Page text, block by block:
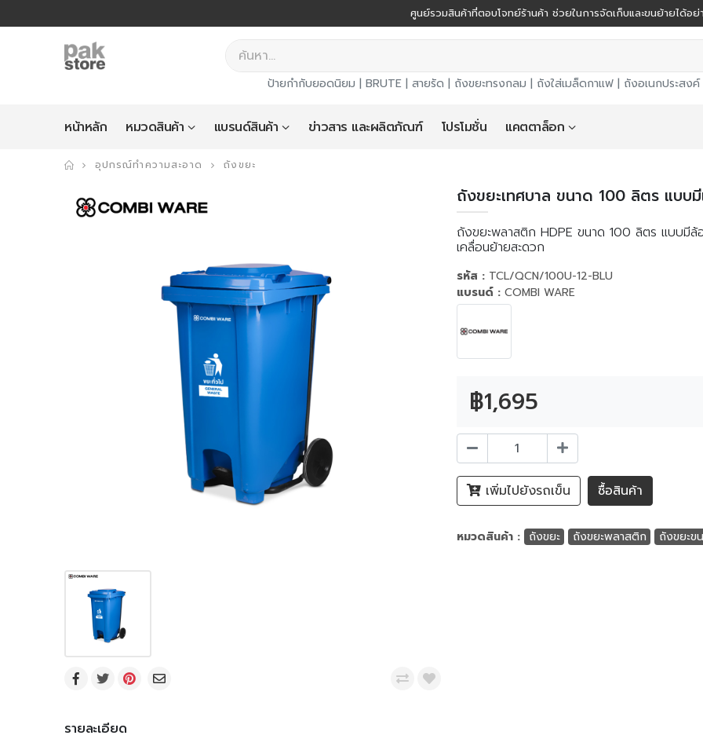
ศูนย์รวมสินค้าที่ตอบโจทย์ร้านค้า ช่วยในการจัดเก็บและขนย้ายได้อย่
ป้ายกำกับยอดนิยม | BRUTE | สายรัด | ถังขยะทรงกลม | ถังใส่เมล็ดกาแฟ| ถังอเนกประสงค์
หน้าหลัก หมวดสินค้า แบรนด์สินค้า ข่าวสาร และผลิตภัณฑ์ โปรโมชั่น แคตตาล็อก
อุปกรณ์ทำความสะอาด ถังขยะ
ถังขยะเทศบาล ขนาด 100 ลิตร แบบมี
ถังขยะพลาสติก HDPE ขนาด 100 ลิตร แบบมีล้
เคลื่อนย้ายสะดวก
รหัส : TCL/QCN/100U-12-BLU
แบรนด์ : COMBI WARE
฿1,695
เพิ่มไปยังรถเข็น ซื้อสินค้า
หมวดสินค้า : ถังขยะ ถังขยะพลาสติก ถังขยะข
รายละเอียด